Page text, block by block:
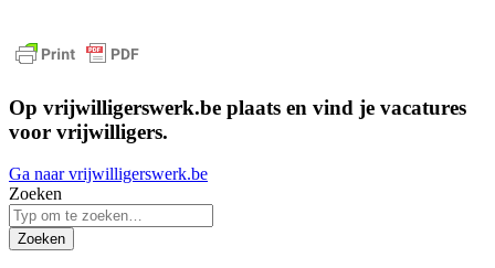
Op vrijwilligerswerk.be plaats en vind je vacatures
voor vrijwilligers.
Ga naar vrijwilligerswerk.be
Zoeken
Zoeken